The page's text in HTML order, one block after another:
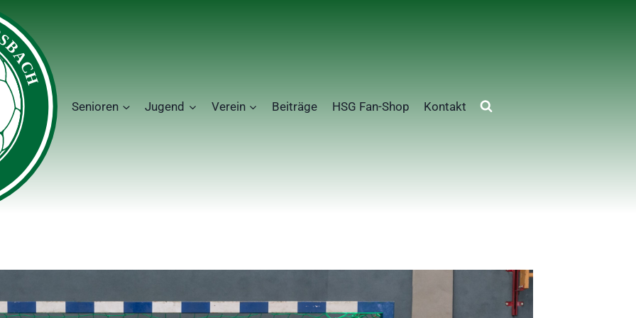
Senioren Jugend Verein Beiträge HSG Fan-Shop Kontakt